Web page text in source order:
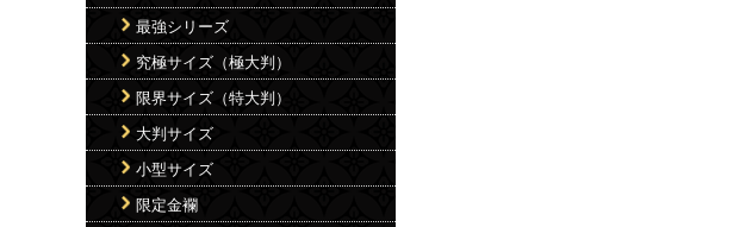
最強シリーズ
究極サイズ（極大判）
限界サイズ（特大判）
大判サイズ
小型サイズ
限定金襴